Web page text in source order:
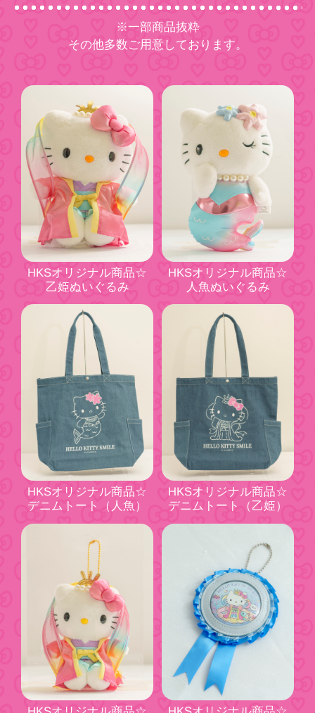
※一部商品抜粋
その他多数ご用意しております。
HKSオリジナル商品☆
乙姫ぬいぐるみ
HKSオリジナル商品☆
人魚ぬいぐるみ
HKSオリジナル商品☆
デニムトート（人魚）
HKSオリジナル商品☆
デニムトート（乙姫）